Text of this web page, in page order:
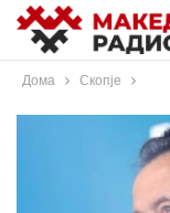
Дома Скопје